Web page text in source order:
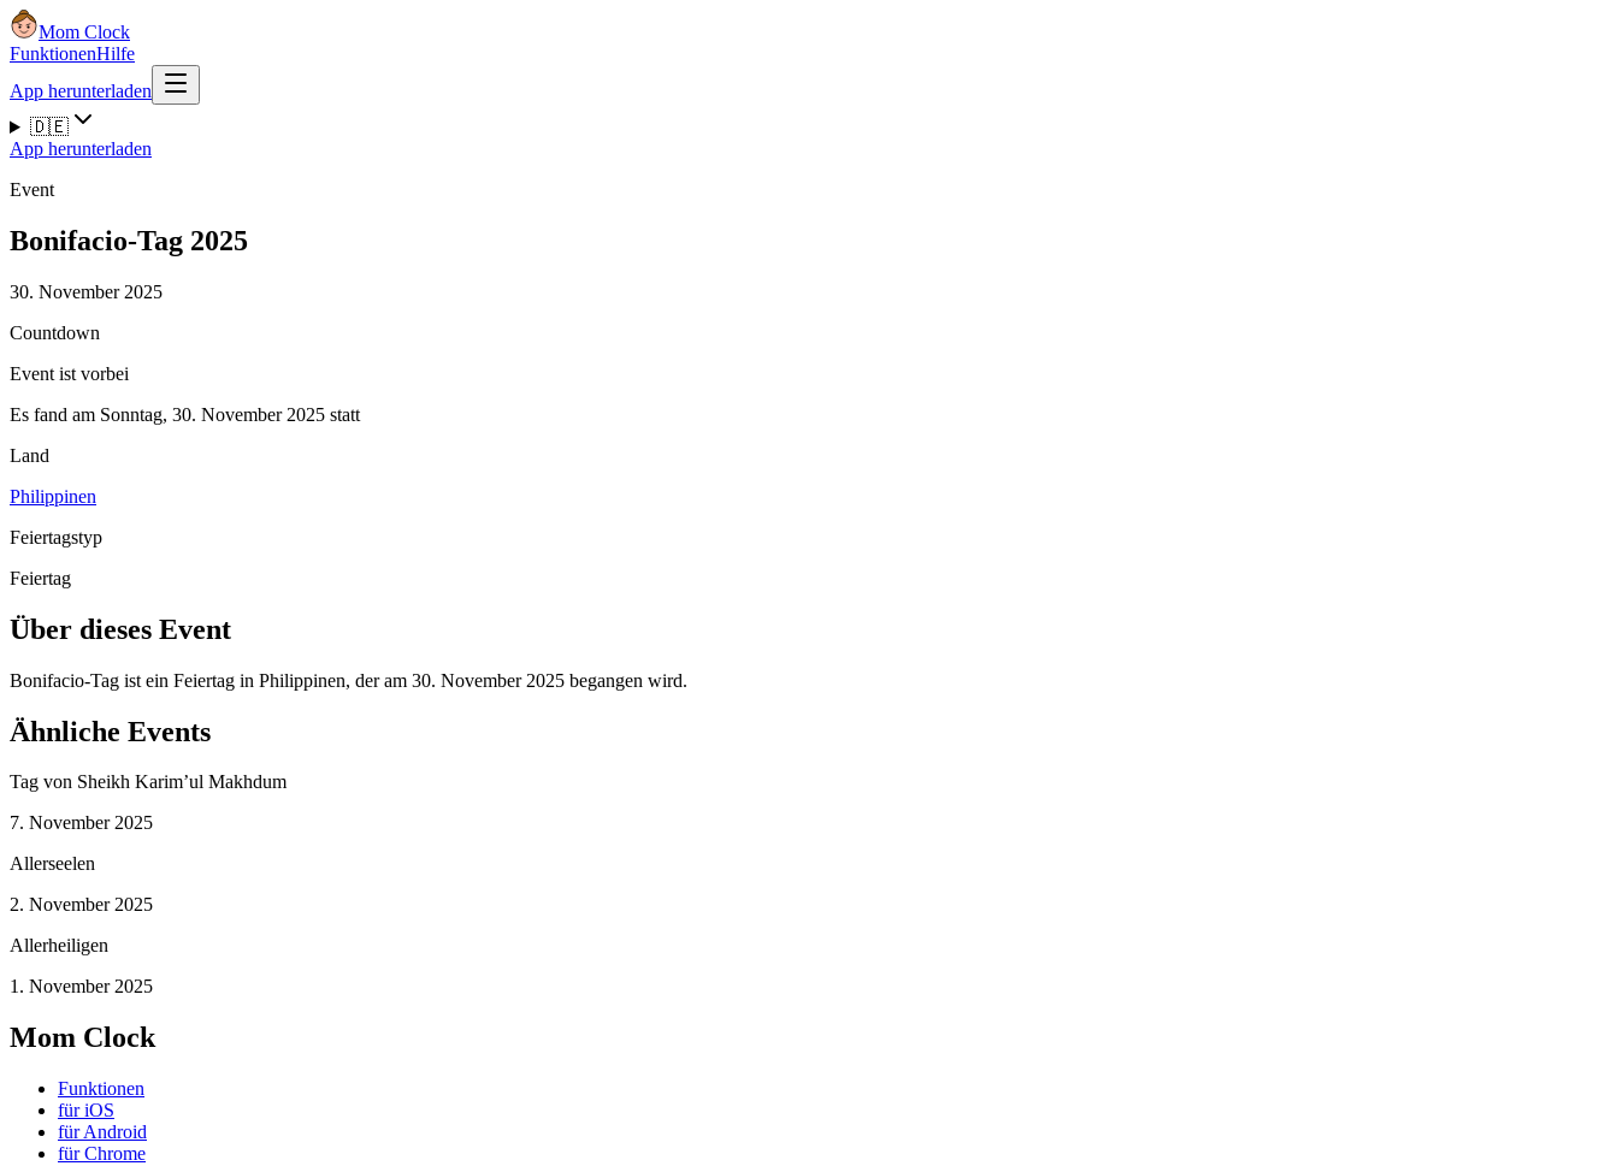
Mom Clock
FunktionenHilfe
App herunterladen
🇩🇪
App herunterladen
Event
Bonifacio-Tag 2025
30. November 2025
Countdown
Event ist vorbei
Es fand am Sonntag, 30. November 2025 statt
Land
Philippinen
Feiertagstyp
Feiertag
Über dieses Event
Bonifacio-Tag ist ein Feiertag in Philippinen, der am 30. November 2025 begangen wird.
Ähnliche Events
Tag von Sheikh Karim’ul Makhdum
7. November 2025
Allerseelen
2. November 2025
Allerheiligen
1. November 2025
Mom Clock
Funktionen
für iOS
für Android
für Chrome